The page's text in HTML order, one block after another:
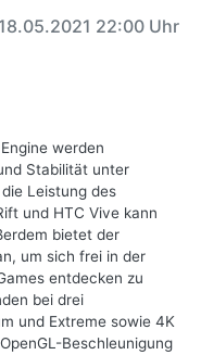
18.05.2021 22:00 Uhr
werden
Stabilität unter
Leistung des
und HTC Vive kann
bietet der
um sich frei in der
entdecken zu
bei drei
und Extreme sowie 4K
Beschleunigung